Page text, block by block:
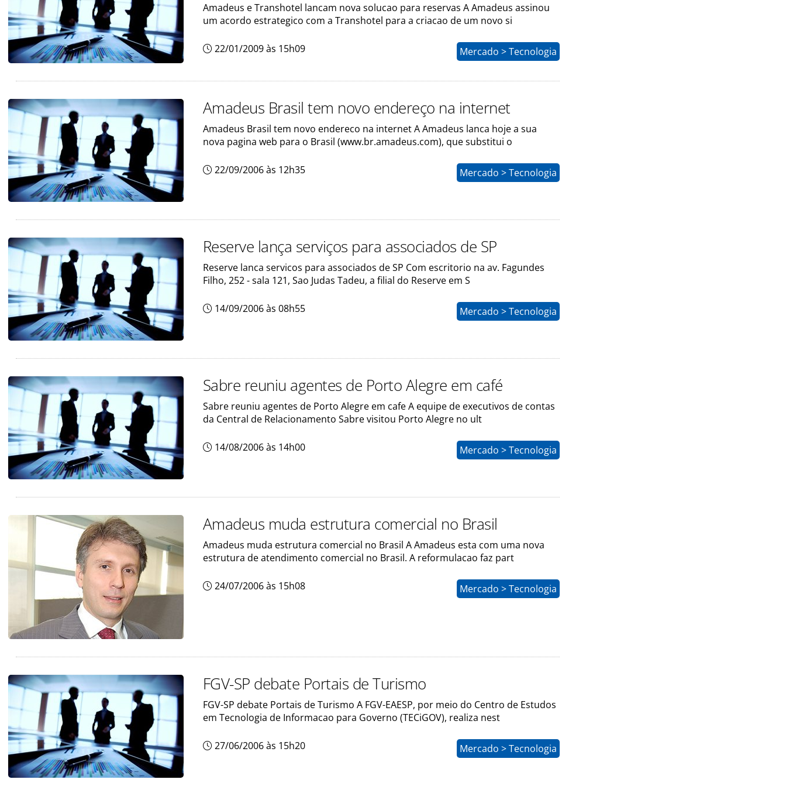
Amadeus e Transhotel lancam nova solucao para reservas A Amadeus assinou
um acordo estrategico com a Transhotel para a criacao de um novo si
22/01/2009 às 15h09 Mercado > Tecnologia
Amadeus Brasil tem novo endereço na internet
Amadeus Brasil tem novo endereco na internet A Amadeus lanca hoje a sua
nova pagina web para o Brasil (www.br.amadeus.com), que substitui o
22/09/2006 às 12h35 Mercado > Tecnologia
Reserve lança serviços para associados de SP
Reserve lanca servicos para associados de SP Com escritorio na av. Fagundes
Filho, 252 - sala 121, Sao Judas Tadeu, a filial do Reserve em S
14/09/2006 às 08h55 Mercado > Tecnologia
Sabre reuniu agentes de Porto Alegre em café
Sabre reuniu agentes de Porto Alegre em cafe A equipe de executivos de contas
da Central de Relacionamento Sabre visitou Porto Alegre no ult
14/08/2006 às 14h00 Mercado > Tecnologia
Amadeus muda estrutura comercial no Brasil
Amadeus muda estrutura comercial no Brasil A Amadeus esta com uma nova
estrutura de atendimento comercial no Brasil. A reformulacao faz part
24/07/2006 às 15h08 Mercado > Tecnologia
FGV-SP debate Portais de Turismo
FGV-SP debate Portais de Turismo A FGV-EAESP, por meio do Centro de Estudos
em Tecnologia de Informacao para Governo (TECiGOV), realiza nest
27/06/2006 às 15h20 Mercado > Tecnologia